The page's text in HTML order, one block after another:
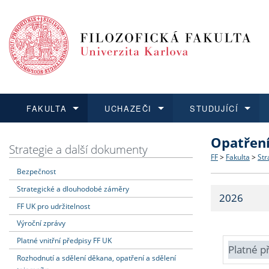
FAKULTA
Dozvědět se více
Struktura
Strategie
Fakultní
UCHAZEČI
Podat přihlášku
Co
Učitelské
STUDUJÍCÍ
Dozvědět se více
Dozvědět se více
O vědě a
Dozvědět se více
Aktuální
Strategie a další dokumenty
Bezpečnost
Strategické a dlouhodobé záměry
FF UK pro udržitelnost
Výroční zprávy
Platné vnitřní předpisy FF UK
Rozhodnutí a sdělení děkana, opatření a sdělení
FF > Fakulta >
2026
Platné